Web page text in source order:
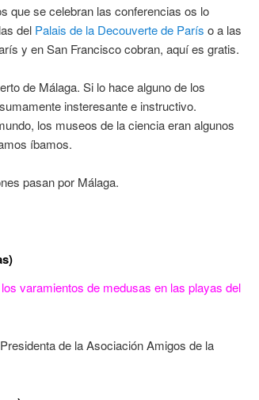
que se celebran las conferencias os lo
del Palais de la Decouverte de París o a las
y en San Francisco cobran, aquí es gratis.
de Málaga. Si lo hace alguno de los
insteresante e instructivo.
los museos de la ciencia eran algunos
íbamos.
pasan por Málaga.
varamientos de medusas en las playas del
de la Asociación Amigos de la